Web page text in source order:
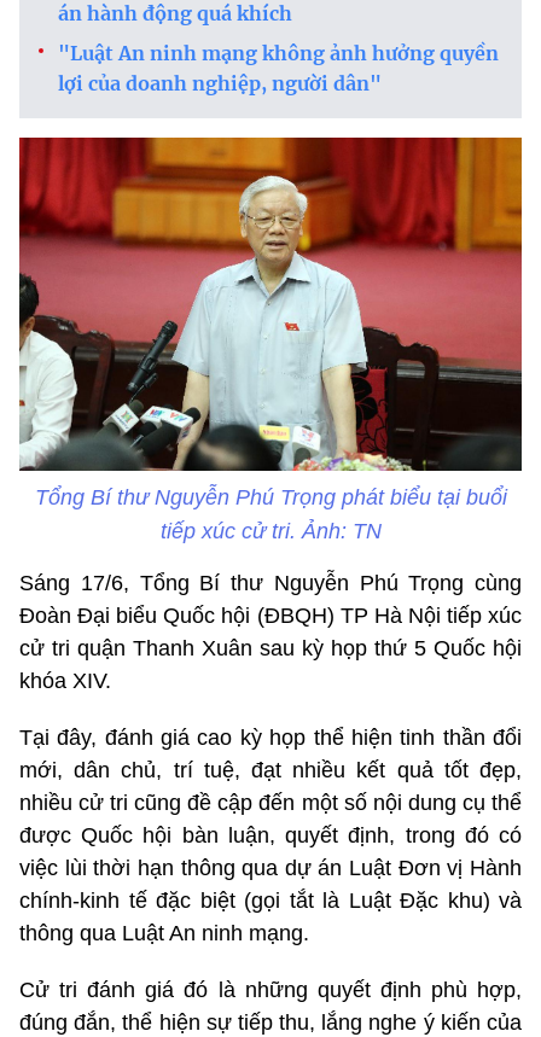
án hành động quá khích
"Luật An ninh mạng không ảnh hưởng quyền
lợi của doanh nghiệp, người dân"
Tổng Bí thư Nguyễn Phú Trọng phát biểu tại buổi
tiếp xúc cử tri. Ảnh: TN
Sáng 17/6, Tổng Bí thư Nguyễn Phú Trọng cùng
Đoàn Đại biểu Quốc hội (ĐBQH) TP Hà Nội tiếp xúc
cử tri quận Thanh Xuân sau kỳ họp thứ 5 Quốc hội
khóa XIV.
Tại đây, đánh giá cao kỳ họp thể hiện tinh thần đổi
mới, dân chủ, trí tuệ, đạt nhiều kết quả tốt đẹp,
nhiều cử tri cũng đề cập đến một số nội dung cụ thể
được Quốc hội bàn luận, quyết định, trong đó có
việc lùi thời hạn thông qua dự án Luật Đơn vị Hành
chính-kinh tế đặc biệt (gọi tắt là Luật Đặc khu) và
thông qua Luật An ninh mạng.
Cử tri đánh giá đó là những quyết định phù hợp,
đúng đắn, thể hiện sự tiếp thu, lắng nghe ý kiến của